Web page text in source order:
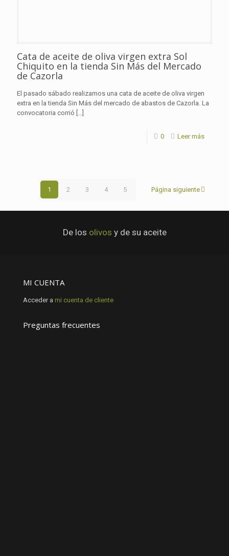
Cata de aceite de oliva virgen extra Sol
Chiquito en la tienda Sin Más del Mercado
de Cazorla
El pasado sábado realizamos una cata de aceite de oliva virgen
extra en la tienda Sin Más del mercado de abastos de Cazorla. La
convocatoria corrió […]
0 Leer más
1 2 3 4 5 Página siguiente
De los olivos y de su aceite
MI CUENTA
Acceder a mi cuenta de cliente
Preguntas frecuentes